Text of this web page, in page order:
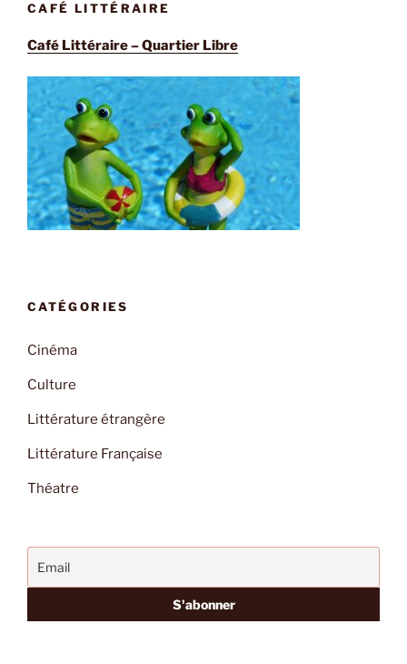
CAFÉ LITTÉRAIRE
Café Littéraire – Quartier Libre
CATÉGORIES
Cinéma
Culture
Littérature étrangère
Littérature Française
Théatre